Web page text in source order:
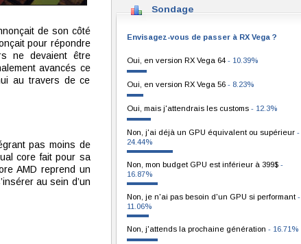
de son côté
pour répondre
ne devaient être
avancés ce
au travers de ce
pas moins de
core fait pour sa
AMD reprend un
au sein d’un
Sondage
Envisagez-vous de passer à RX Vega ?
Oui, en version RX Vega 64 - 10.39%
Oui, en version RX Vega 56 - 8.23%
Oui, mais j'attendrais les customs - 12.3%
Non, j'ai déjà un GPU équivalent ou supérieur -
24.44%
Non, mon budget GPU est inférieur à 399$ -
16.87%
Non, je n'ai pas besoin d'un GPU si performant -
11.06%
Non, j'attends la prochaine génération - 16.71%